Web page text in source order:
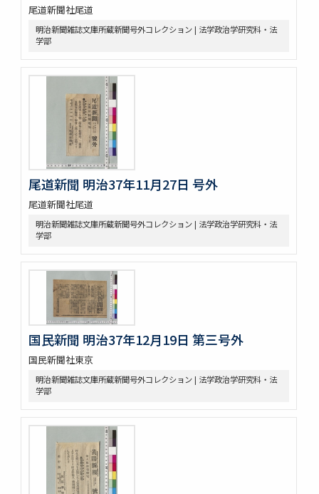
尾道新聞社尾道
明治新聞雑誌文庫所蔵新聞号外コレクション | 法学政治学研究科・法
学部
尾道新聞 明治37年11月27日 号外
尾道新聞社尾道
明治新聞雑誌文庫所蔵新聞号外コレクション | 法学政治学研究科・法
学部
国民新聞 明治37年12月19日 第三号外
国民新聞社東京
明治新聞雑誌文庫所蔵新聞号外コレクション | 法学政治学研究科・法
学部